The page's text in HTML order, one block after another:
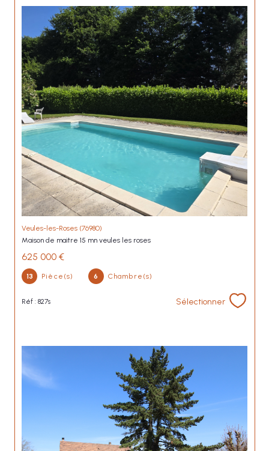
Veules-les-Roses (76980)
maison de maitre 15 mn veules les roses
625 000 €
13 Pièce(s) 6 Chambre(s)
Réf : 827s Sélectionner